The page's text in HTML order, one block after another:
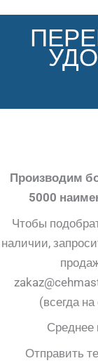
Производим
5000
Чтобы
наличии,
(всегда
Среднее
Отправить